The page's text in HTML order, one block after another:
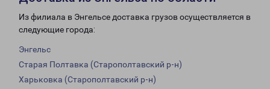
Из филиала в Энгельсе доставка грузов осуществляется в
следующие города:
Энгельс
Старая Полтавка (Старополтавский р-н)
Харьковка (Старополтавский р-н)